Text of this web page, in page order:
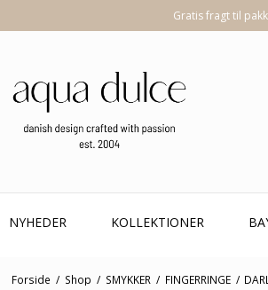
Gratis fragt til
NYHEDER KOLLEKTIONER
Forside / Shop / SMYKKER / FINGERRINGE /